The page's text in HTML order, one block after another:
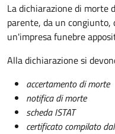
La dichiarazione di morte
parente, da un congiunto,
un'impresa funebre
Alla dichiarazione si
accertamento di morte
notifica di morte
scheda ISTAT
certificato compilato